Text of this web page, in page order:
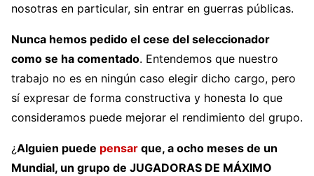
nosotras en particular, sin entrar en guerras públicas.
Nunca hemos pedido el cese del seleccionador
como se ha comentado. Entendemos que nuestro
trabajo no es en ningún caso elegir dicho cargo, pero
sí expresar de forma constructiva y honesta lo que
consideramos puede mejorar el rendimiento del grupo.
¿Alguien puede pensar que, a ocho meses de un
Mundial, un grupo de JUGADORAS DE MÁXIMO